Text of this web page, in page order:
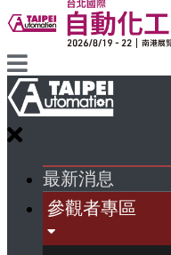
最新消息
參觀者專區